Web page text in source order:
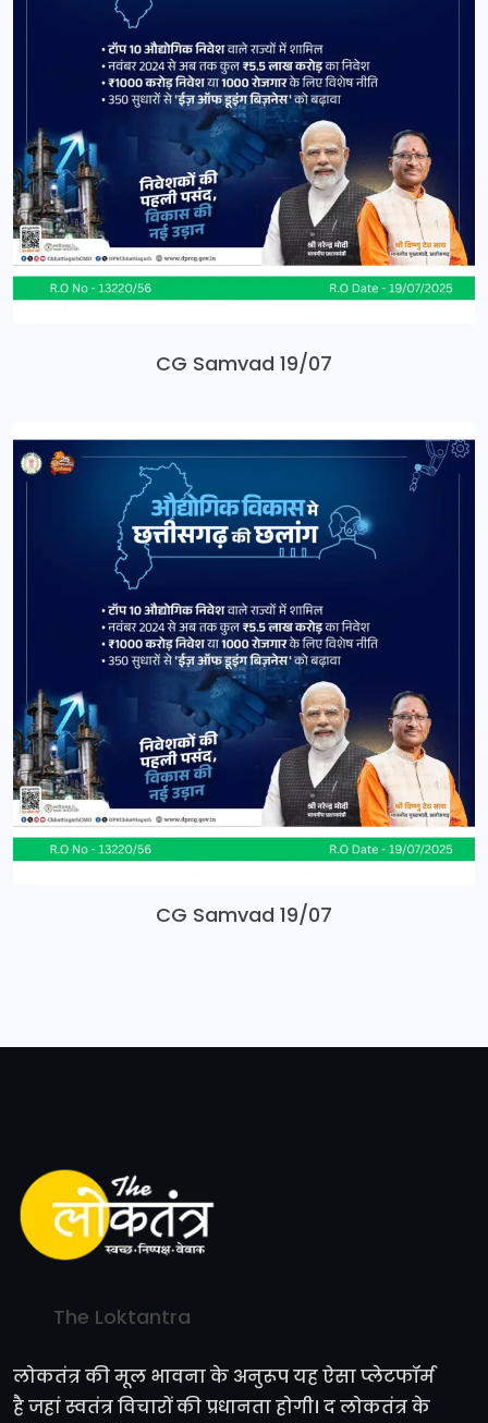
CG Samvad 19/07
CG Samvad 19/07
The Loktantra
लोकतंत्र की मूल भावना के अनुरूप यह ऐसा प्लेटफॉर्म
है जहां स्वतंत्र विचारों की प्रधानता होगी। द लोकतंत्र के